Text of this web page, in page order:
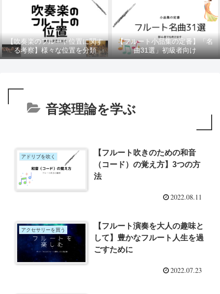
【吹奏楽のフルート位置に関す
る考察】様々な位置を分類
【フルート小品集の定番】「名
曲31選」初級者向け
音楽理論を学ぶ
アドリブを吹く
【フルート吹きのための和音
（コード）の覚え方】3つの方
法
2022.08.11
アクセサリーを買う
【フルート演奏を大人の趣味と
して】豊かなフルート人生を過
ごすために
2022.07.23